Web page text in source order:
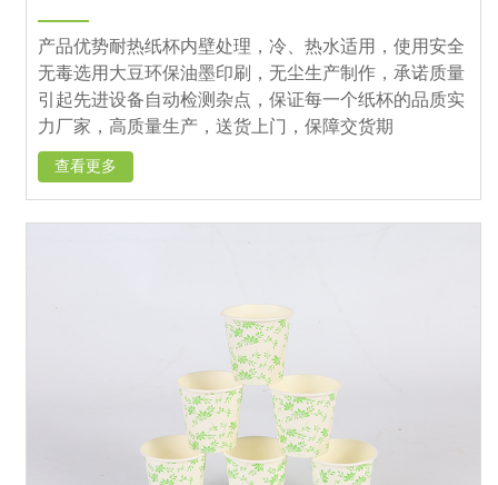
产品优势耐热纸杯内壁处理，冷、热水适用，使用安全
无毒选用大豆环保油墨印刷，无尘生产制作，承诺质量
引起先进设备自动检测杂点，保证每一个纸杯的品质实
力厂家，高质量生产，送货上门，保障交货期
查看更多